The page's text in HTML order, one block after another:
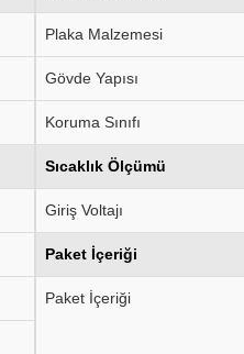
Plaka Malzemesi
Gövde Yapısı
Koruma Sınıfı
Sıcaklık Ölçümü
Giriş Voltajı
Paket İçeriği
Paket İçeriği